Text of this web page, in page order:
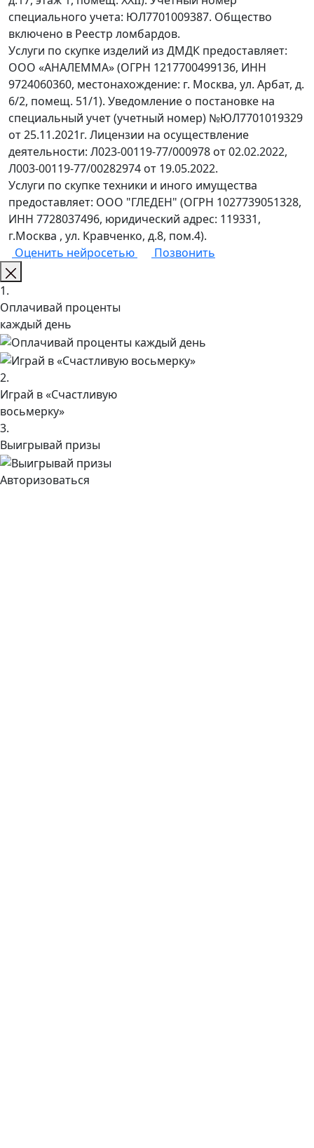
специального учета: ЮЛ7701009387. Общество
включено в Реестр ломбардов.
Услуги по скупке изделий из ДМДК предоставляет:
ООО «АНАЛЕММА» (ОГРН 1217700499136, ИНН
9724060360, местонахождение: г. Москва, ул. Арбат, д.
6/2, помещ. 51/1). Уведомление о постановке на
специальный учет (учетный номер) №ЮЛ7701019329
от 25.11.2021г. Лицензии на осуществление
деятельности: Л023-00119-77/000978 от 02.02.2022,
Л003-00119-77/00282974 от 19.05.2022.
Услуги по скупке техники и иного имущества
предоставляет: ООО "ГЛЕДЕН" (ОГРН 1027739051328,
ИНН 7728037496, юридический адрес: 119331,
г.Москва , ул. Кравченко, д.8, пом.4).
Оценить нейросетью
Позвонить
1.
Оплачивай проценты
каждый день
2.
Играй в «Счастливую
восьмерку»
3.
Выигрывай призы
Авторизоваться